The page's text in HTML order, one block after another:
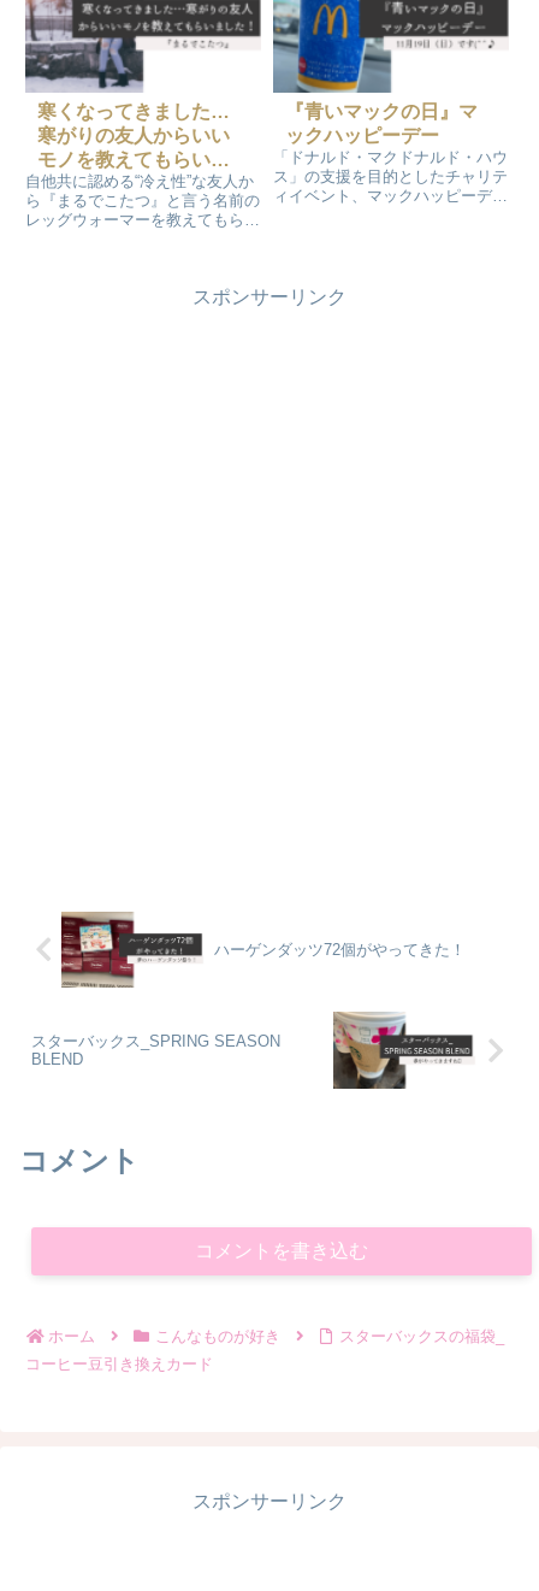
もらっちゃいました。『HAN
ALL BROW CARA（アイブロ
ウ）』
寒くなってきました…
寒がりの友人からいい
モノを教えてもらいま
した！
自他共に認める“冷え性”な友人か
ら『まるでこたつ』と言う名前の
レッグウォーマーを教えてもらい
湯たんぽ』この2つの寒さ対策を
『青いマックの日』マ
ックハッピーデー
「ドナルド・マクドナルド・ハウ
ス」の支援を目的としたチャリテ
ィイベント、マックハッピーデー
ックに行こうかな～
スポンサーリンク
ハーゲンダッツ72個がやってきた！
スターバックス_SPRING SEASON
BLEND
コメント
コメントを書き込む
ホーム こんなものが好き
スターバックスの福袋_
コーヒー豆引き換えカード
スポンサーリンク